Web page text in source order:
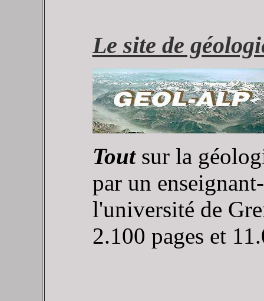
Le site de
Toutsur la
par un
l'université de
2.100 pages et